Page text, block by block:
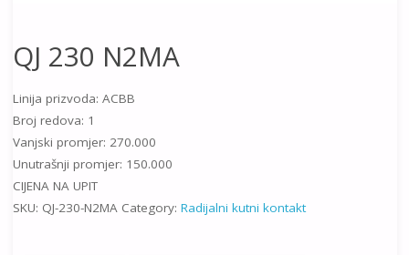
QJ 230 N2MA
Linija prizvoda: ACBB
Broj redova: 1
Vanjski promjer: 270.000
Unutrašnji promjer: 150.000
CIJENA NA UPIT
SKU: QJ-230-N2MA Category: Radijalni kutni kontakt